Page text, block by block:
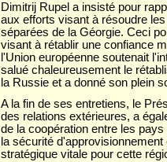
Dimitrij Rupel a insisté pour
aux efforts visant à résoudre
séparées de la Géorgie. Ceci
visant à rétablir une confiance
l'Union européenne soutenait
salué chaleureusement le
la Russie et a donné son plein
A la fin de ses entretiens, le
des relations extérieures, a
de la coopération entre les
la sécurité
stratégique vitale pour cette